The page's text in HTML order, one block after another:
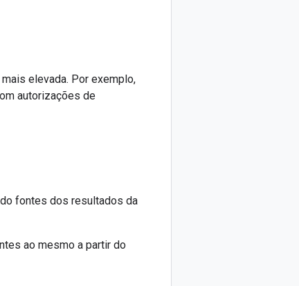
elevada. Por exemplo,
autorizações de
fontes dos resultados da
ao mesmo a partir do